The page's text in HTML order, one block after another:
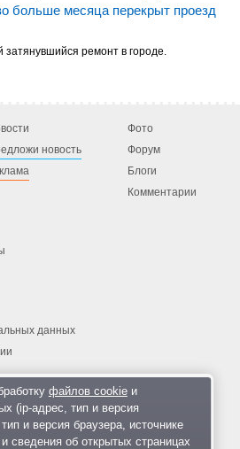
больше месяца перекрыт проезд
затянувшийся ремонт в городе.
новость
Фото
Форум
Блоги
Комментарии
данных
применяются рекомендательные
файлов cookieи
(ip-адрес, тип и версия
и версия браузера, источнике
сведения об открытых страницах